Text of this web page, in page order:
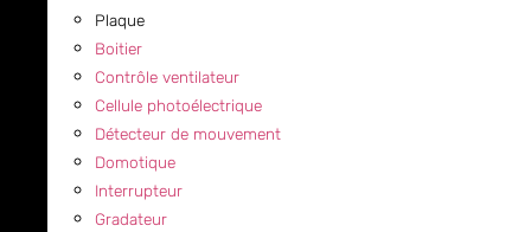
Plaque
Boitier
Contrôle ventilateur
Cellule photoélectrique
Détecteur de mouvement
Domotique
Interrupteur
Gradateur